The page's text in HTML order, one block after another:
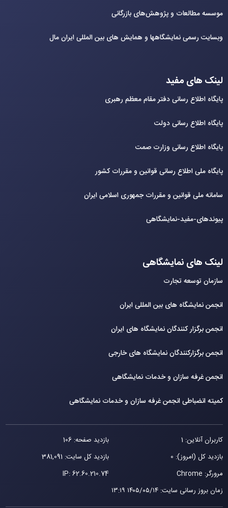
موسسه مطالعات و پژوهش‌های بازرگانی
وبسایت رسمی نمایشگاهها و همایش های بین‌ المللی ایران مال
لینک های مفید
پایگاه اطلاع رسانی دفتر مقام معظم رهبری
پایگاه اطلاع رسانی دولت
پایگاه اطلاع رسانی وزارت صمت
پایگاه ملی اطلاع رسانی قوانین و مقررات کشور
سامانه ملی قوانین و مقررات جمهوری اسلامی ایران
پیوندهای-مفید-نمایشگاهی
لینک های نمایشگاهی
سازمان توسعه تجارت
انجمن نمایشگاه های بین المللی ایران
انجمن برگزار کنندگان نمایشگاه های ایران
انجمن برگزارکنندگان نمایشگاه های خارجی
انجمن غرفه سازان و خدمات نمایشگاهی
کمیته انضباطی انجمن غرفه سازان و خدمات نمایشگاهی
کاربران آنلاین: 1
بازدید صفحه: 106
بازدید کل (امروز): 0
بازدید کل سایت: 381,091
مرورگر: Chrome
IP:62.60.210.74
زمان بروز رسانی سایت:۱۴۰۵/۰۵/۱۴ ۱۳:۱۹